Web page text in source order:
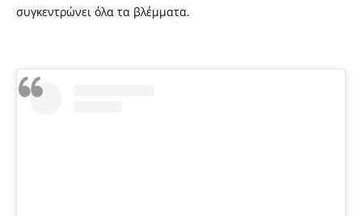
συγκεντρώνει όλα τα βλέμματα.